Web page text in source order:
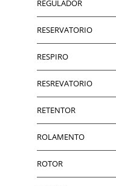
REGULADOR
RESERVATORIO
RESPIRO
RESREVATORIO
RETENTOR
ROLAMENTO
ROTOR